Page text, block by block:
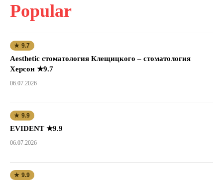
Popular
★ 9.7
Aesthetic стоматология Клещицкого – стоматология
Херсон ★9.7
06.07.2026
★ 9.9
EVIDENT ★9.9
06.07.2026
★ 9.9